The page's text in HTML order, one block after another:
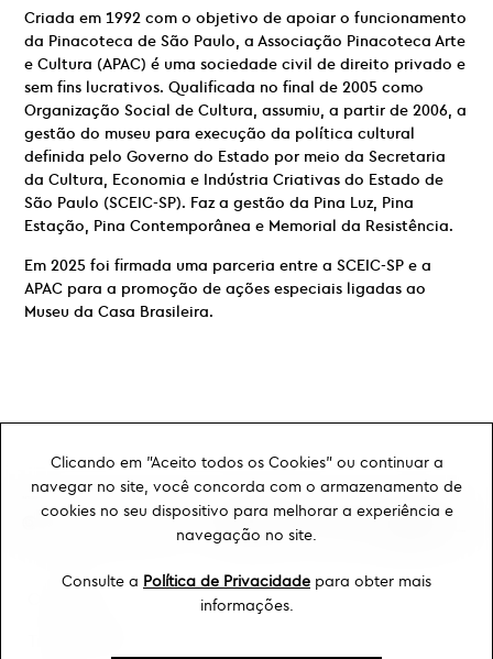
Criada em 1992 com o objetivo de apoiar o funcionamento
da Pinacoteca de São Paulo, a Associação Pinacoteca Arte
e Cultura (APAC) é uma sociedade civil de direito privado e
sem fins lucrativos. Qualificada no final de 2005 como
Organização Social de Cultura, assumiu, a partir de 2006, a
gestão do museu para execução da política cultural
definida pelo Governo do Estado por meio da Secretaria
da Cultura, Economia e Indústria Criativas do Estado de
São Paulo (SCEIC-SP). Faz a gestão da Pina Luz, Pina
Estação, Pina Contemporânea e Memorial da Resistência.
Em 2025 foi firmada uma parceria entre a SCEIC-SP e a
APAC para a promoção de ações especiais ligadas ao
Museu da Casa Brasileira.
Clicando em "Aceito todos os Cookies" ou continuar a
navegar no site, você concorda com o armazenamento de
cookies no seu dispositivo para melhorar a experiência e
navegação no site.
Consulte a Política de Privacidade para obter mais
informações.